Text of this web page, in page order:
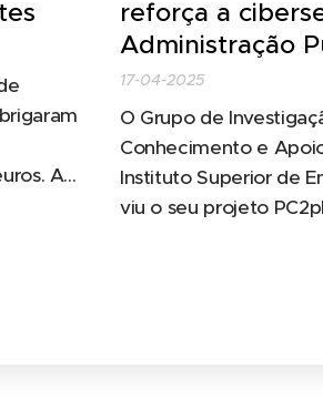
A
reforça a
Administração
17-04-2025
O Grupo de
Conhecimento e
Instituto Superior de
viu o seu projeto